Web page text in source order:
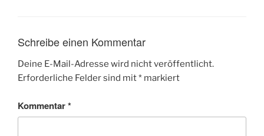
Schreibe einen Kommentar
Deine E-Mail-Adresse wird nicht veröffentlicht.
Erforderliche Felder sind mit* markiert
Kommentar*